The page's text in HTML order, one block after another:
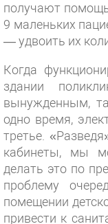
получают
9 маленьких
— удвоить их
Когда
здании
вынужденным,
одно время,
третье.
кабинеты, мы
делать это по
проблему
помещении
привести к